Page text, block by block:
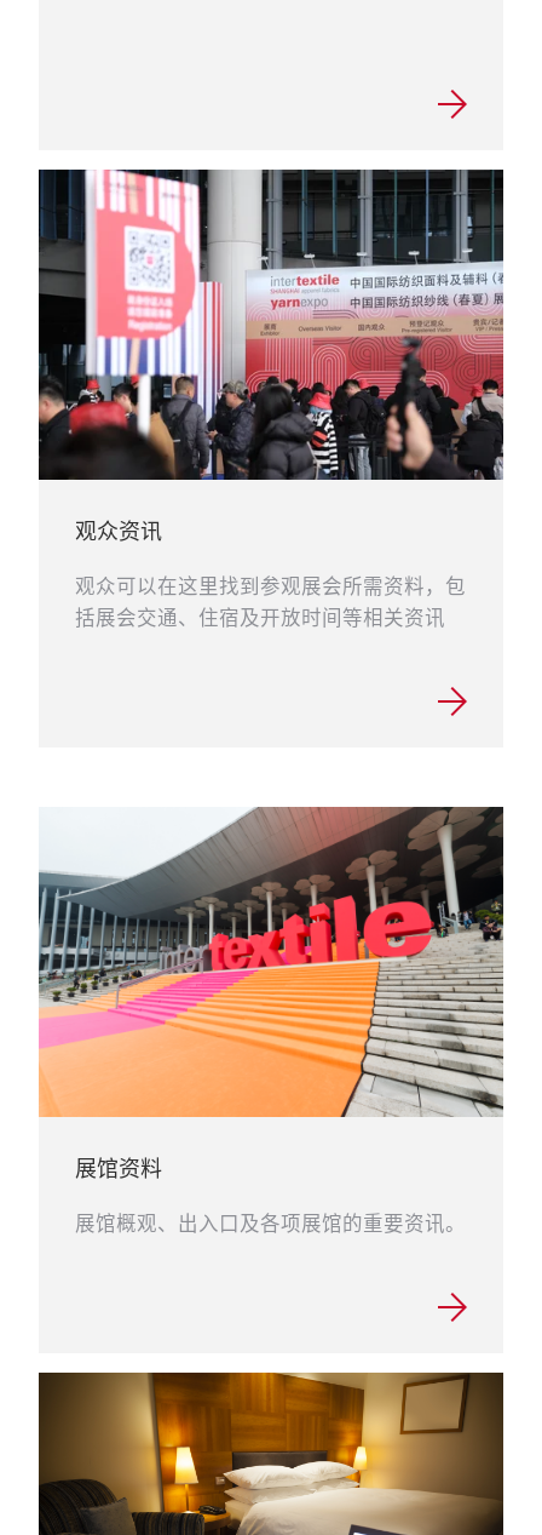
观众资讯
观众可以在这里找到参观展会所需资料，包
括展会交通、住宿及开放时间等相关资讯
展馆资料
展馆概观、出入口及各项展馆的重要资讯。